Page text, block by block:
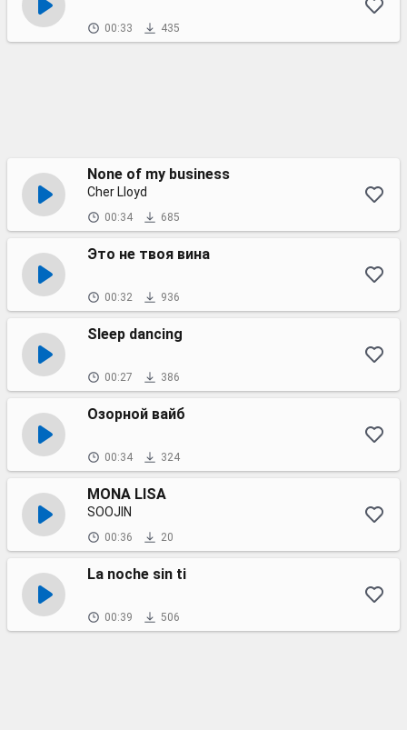
00:33 435
None of my business
Cher Lloyd
00:34 685
Это не твоя вина
00:32 936
Sleep dancing
00:27 386
Озорной вайб
00:34 324
MONA LISA
SOOJIN
00:36 20
La noche sin ti
00:39 506